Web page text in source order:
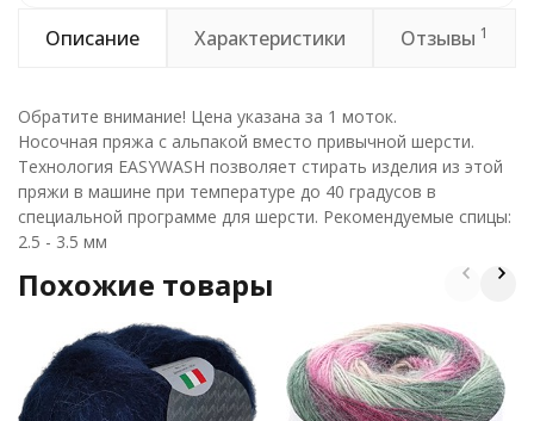
Описание Характеристики Отзывы 1
Обратите внимание! Цена указана за 1 моток.
Носочная пряжа с альпакой вместо привычной шерсти.
Технология EASYWASH позволяет стирать изделия из этой
пряжи в машине при температуре до 40 градусов в
специальной программе для шерсти. Рекомендуемые спицы:
2.5 - 3.5 мм
Похожие товары